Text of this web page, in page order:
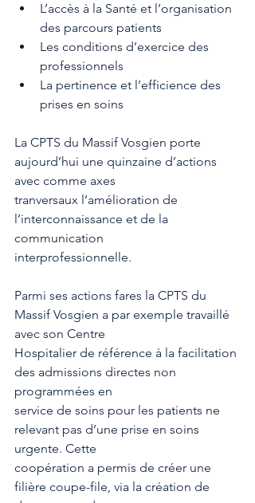
L’accès à la Santé et l’organisation
des parcours patients
Les conditions d’exercice des
professionnels
La pertinence et l’efficience des
prises en soins
La CPTS du Massif Vosgien porte
aujourd’hui une quinzaine d’actions
avec comme axes
tranversaux l’amélioration de
l’interconnaissance et de la
communication
interprofessionnelle.
Parmi ses actions fares la CPTS du
Massif Vosgien a par exemple travaillé
avec son Centre
Hospitalier de référence à la facilitation
des admissions directes non
programmées en
service de soins pour les patients ne
relevant pas d’une prise en soins
urgente. Cette
coopération a permis de créer une
filière coupe-file, via la création de